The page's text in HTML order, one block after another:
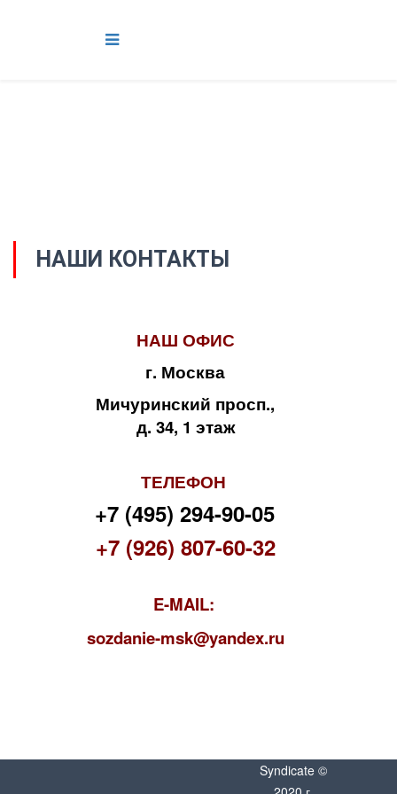
НАШИ КОНТАКТЫ
НАШ ОФИС
г. Москва
Мичуринский просп.,
д. 34, 1 этаж
ТЕЛЕФОН
+7 (495) 294-90-05
+7 (926) 807-60-32
E-MAIL:
sozdanie-msk@yandex.ru
Syndicate ©